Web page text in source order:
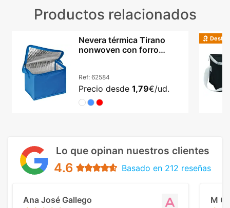
Productos relacionados
Nevera térmica Tirano
nonwoven con forro
Ref: 62584
Precio desde 1,79€/ud.
Lo que opinan nuestros clientes
4.6 Basado en 212 reseñas
Ana José Gallego M C